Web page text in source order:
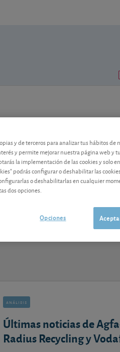
análisis
Últimas noticias de
Radius Recycling y
y de terceros para analizar tus hábitos
y permite mejorar nuestra página web y
la implementación de las cookies y solo
podrás configurar o deshabilitar las
o deshabilitarlas en cualquier
dos opciones.
Opciones